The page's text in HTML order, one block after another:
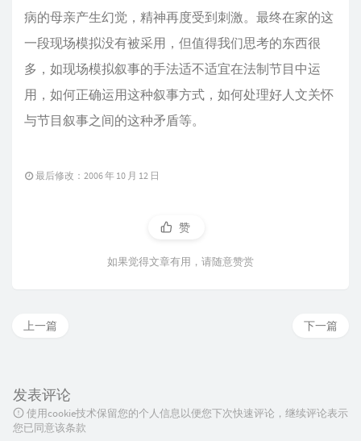
病的母亲产生幻觉，精神再度受到刺激。最终在家的这
一段现场模拟没有被采用，但值得我们思考的东西很
多，如现场模拟叙事的手法适不适宜在法制节目中运
用，如何正确运用这种叙事方式，如何处理好人文关怀
与节目叙事之间的这种矛盾等。
最后修改：2006 年 10 月 12 日
赞
如果觉得文章有用，请随意赞赏
下一篇
上一篇
发表评论
使用cookie技术保留您的个人信息以便您下次快速评论，继续评论表示
您已同意该条款